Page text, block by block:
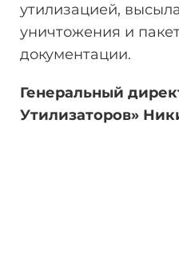
утилизацией,
уничтожения и
документации.
Генеральный
Утилизаторов»